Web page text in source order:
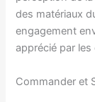
des matériaux
engagement
apprécié par
Commander et